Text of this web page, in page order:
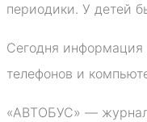
периодики. У детей
Сегодня информация
телефонов и
«АВТОБУС» — журнал